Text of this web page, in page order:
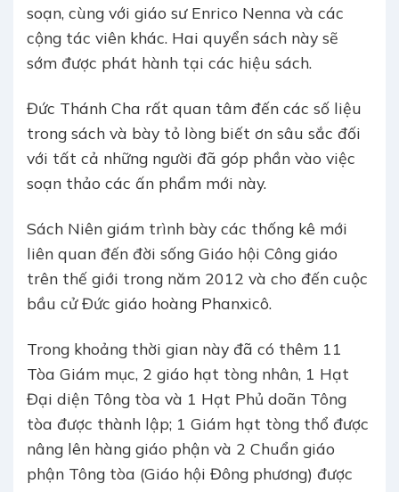
soạn, cùng với giáo sư Enrico Nenna và các
cộng tác viên khác. Hai quyển sách này sẽ
sớm được phát hành tại các hiệu sách.
Đức Thánh Cha rất quan tâm đến các số liệu
trong sách và bày tỏ lòng biết ơn sâu sắc đối
với tất cả những người đã góp phần vào việc
soạn thảo các ấn phẩm mới này.
Sách Niên giám trình bày các thống kê mới
liên quan đến đời sống Giáo hội Công giáo
trên thế giới trong năm 2012 và cho đến cuộc
bầu cử Đức giáo hoàng Phanxicô.
Trong khoảng thời gian này đã có thêm 11
Tòa Giám mục, 2 giáo hạt tòng nhân, 1 Hạt
Đại diện Tông tòa và 1 Hạt Phủ doãn Tông
tòa được thành lập; 1 Giám hạt tòng thổ được
nâng lên hàng giáo phận và 2 Chuẩn giáo
phận Tông tòa (Giáo hội Đông phương) được